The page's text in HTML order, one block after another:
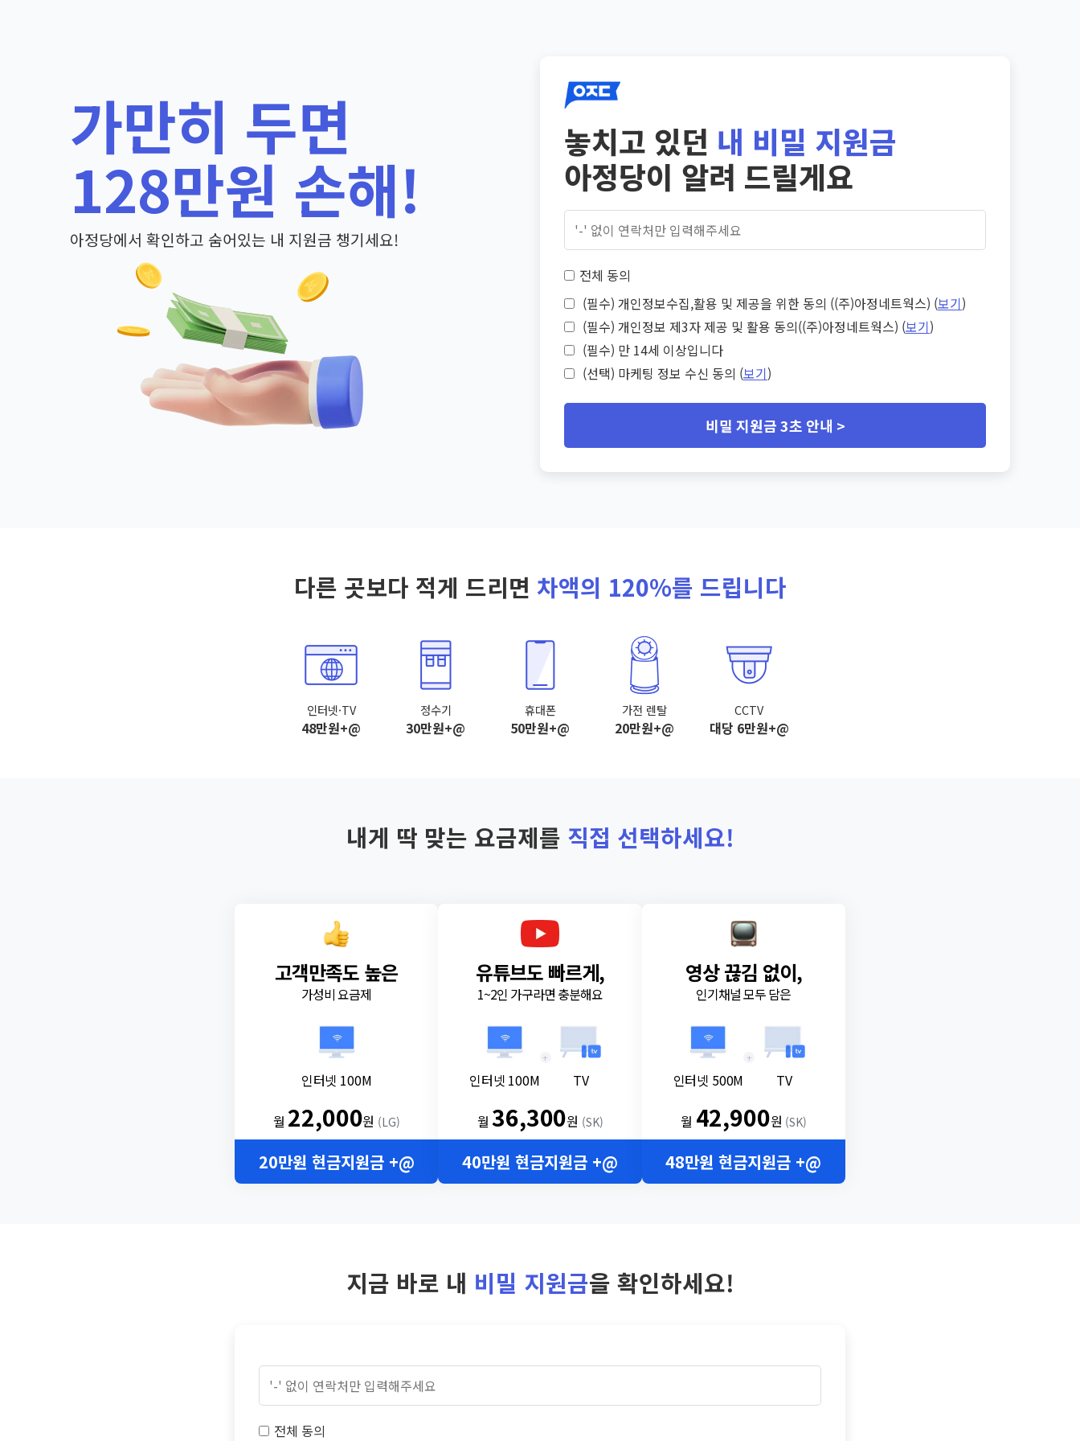
가만히 두면
128만원 손해!
아정당에서 확인하고 숨어있는 내 지원금 챙기세요!
놓치고 있던 내 비밀 지원금
아정당이 알려 드릴게요
전체 동의
(필수) 개인정보수집,활용 및 제공을 위한 동의 ((주)아정네트웍스) (보기)
(필수) 개인정보 제3자 제공 및 활용 동의((주)아정네트웍스) (보기)
(필수) 만 14세 이상입니다
(선택) 마케팅 정보 수신 동의 (보기)
비밀 지원금 3초 안내 >
다른 곳보다 적게 드리면 차액의 120%를 드립니다
인터넷·TV
48만원+@
정수기
30만원+@
휴대폰
50만원+@
가전 렌탈
20만원+@
CCTV
대당 6만원+@
내게 딱 맞는 요금제를 직접 선택하세요!
고객만족도 높은
가성비 요금제
인터넷 100M
월 22,000원 (LG)
20만원 현금지원금 +@
유튜브도 빠르게,
1~2인 가구라면 충분해요
인터넷 100M
+
TV
월36,300원 (SK)
40만원 현금지원금 +@
영상 끊김 없이,
인기채널 모두 담은
인터넷 500M
+
TV
월 42,900원 (SK)
48만원 현금지원금 +@
지금 바로 내 비밀 지원금을 확인하세요!
전체 동의